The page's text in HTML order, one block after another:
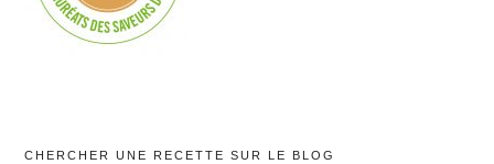
CHERCHER UNE RECETTE SUR LE BLOG